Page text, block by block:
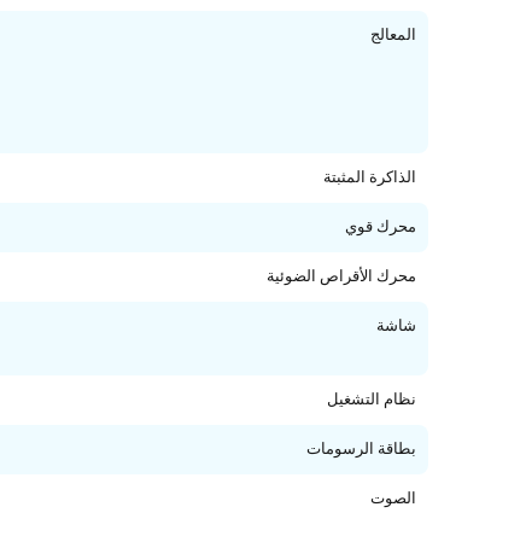
المعالج
الذاكرة المثبتة
محرك قوي
محرك الأقراص الضوئية
شاشة
نظام التشغيل
بطاقة الرسومات
الصوت